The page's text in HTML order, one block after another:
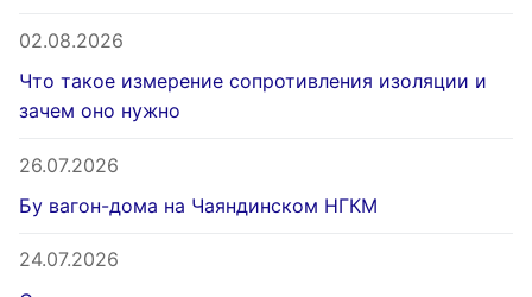
02.08.2026
Что такое измерение сопротивления изоляции и
зачем оно нужно
26.07.2026
Бу вагон-дома на Чаяндинском НГКМ
24.07.2026